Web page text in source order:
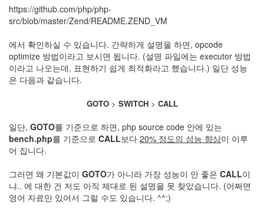
https://github.com/php/php-
src/blob/master/Zend/README.ZEND_VM
에서 확인하실 수 있습니다. 간략하게 설명을 하면, opcode
optimize 방법이라고 보시면 됩니다. (설명 파일에는 executor 방법
이라고 나오는데, 표현하기 쉽게 최적화라고 했습니다.) 일단 성능
은 다음과 같습니다.
GOTO> SWITCH> CALL
일단, GOTO를 기준으로 하면, php source code 안에 있는
bench.php를 기준으로 CALL보다 20% 정도의 성능 향상이 이루
어 집니다.
그러면 왜 기본값이 GOTO가 아니라 가장 성능이 안 좋은 CALL이
냐.. 에 대한 건 저도 아직 제대로 된 설명을 못 찾았습니다. (어쩌면
영어 자료만 있어서 그럴 수도 있습니다. ^^;)